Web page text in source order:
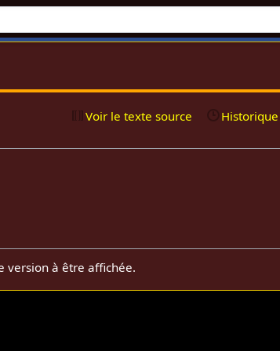
Voir le texte source Historique
version à être affichée.